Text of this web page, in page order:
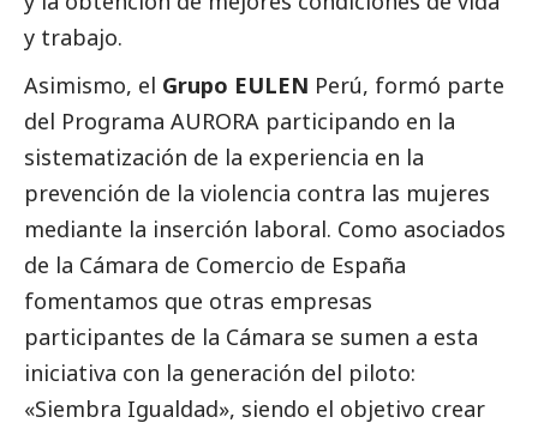
y trabajo.
Asimismo, el Grupo EULEN Perú, formó parte
del Programa AURORA participando en la
sistematización de la experiencia en la
prevención de la violencia contra las mujeres
mediante la inserción laboral. Como asociados
de la Cámara de Comercio de España
fomentamos que otras empresas
participantes de la Cámara se sumen a esta
iniciativa con la generación del piloto:
«Siembra Igualdad», siendo el objetivo crear